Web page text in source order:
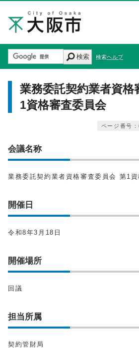
検索 検索ヘルプ
業務委託契約業者資
1資格審査委員会
ページ番号
会議名称
業務委託契約業者資格審査委員会 第1資
開催日
令和8年3月18日
開催場所
回議
担当所属
契約管財局